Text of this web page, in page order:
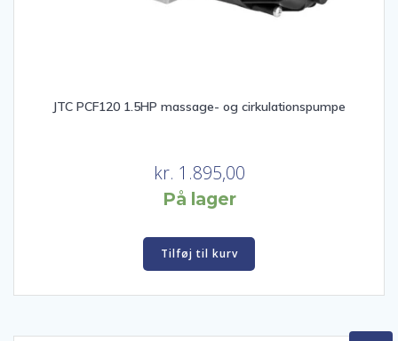
JTC PCF120 1.5HP massage- og cirkulationspumpe
kr. 1.895,00
På lager
Tilføj til kurv